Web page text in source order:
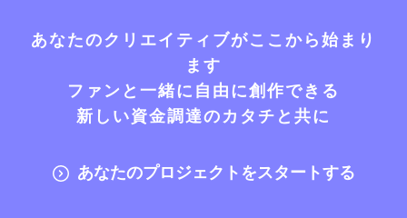
あなたのクリエイティブがここから始まり
ます
ファンと一緒に自由に創作できる
新しい資金調達のカタチと共に
あなたのプロジェクトをスタートする